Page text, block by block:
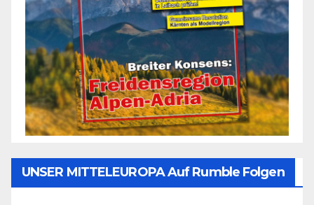
UNSER MITTELEUROPA Auf Rumble Folgen